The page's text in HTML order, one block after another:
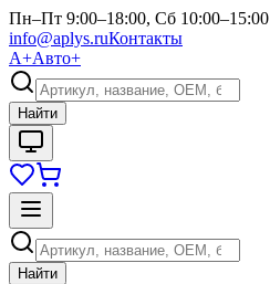
Пн–Пт 9:00–18:00, Сб 10:00–15:00
info@aplys.ruКонтакты
А+Авто+
Найти
Найти